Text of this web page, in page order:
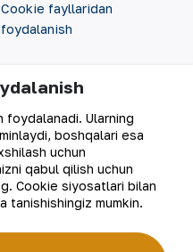
Cookie fayllaridan
foydalanish
RSS feed
Ularning
boshqalari esa
uchun
qabul qilish uchun
Cookie siyosatlari bilan
tanishishingiz mumkin.